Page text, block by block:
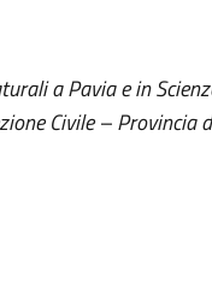
a Pavia e in
Civile – Provincia